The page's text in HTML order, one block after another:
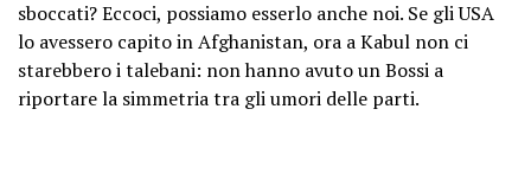
sboccati? Eccoci, possiamo esserlo anche noi. Se gli USA
lo avessero capito in Afghanistan, ora a Kabul non ci
starebbero i talebani: non hanno avuto un Bossi a
riportare la simmetria tra gli umori delle parti.